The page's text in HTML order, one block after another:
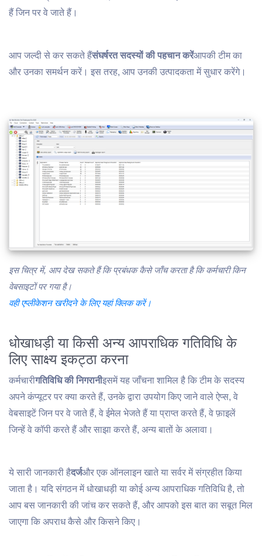
हैं जिन पर वे जाते हैं।
आप जल्दी से कर सकते हैंसंघर्षरत सदस्यों की पहचान करेंआपकी टीम का
और उनका समर्थन करें। इस तरह, आप उनकी उत्पादकता में सुधार करेंगे।
इस चित्र में, आप देख सकते हैं कि प्रबंधक कैसे जाँच करता है कि कर्मचारी किन
वेबसाइटों पर गया है।
वही एप्लीकेशन खरीदने के लिए यहां क्लिक करें।
धोखाधड़ी या किसी अन्य आपराधिक गतिविधि के
लिए साक्ष्य इकट्ठा करना
कर्मचारीगतिविधि की निगरानीइसमें यह जाँचना शामिल है कि टीम के सदस्य
अपने कंप्यूटर पर क्या करते हैं, उनके द्वारा उपयोग किए जाने वाले ऐप्स, वे
वेबसाइटें जिन पर वे जाते हैं, वे ईमेल भेजते हैं या प्राप्त करते हैं, वे फ़ाइलें
जिन्हें वे कॉपी करते हैं और साझा करते हैं, अन्य बातों के अलावा।
ये सारी जानकारी हैदर्जऔर एक ऑनलाइन खाते या सर्वर में संग्रहीत किया
जाता है। यदि संगठन में धोखाधड़ी या कोई अन्य आपराधिक गतिविधि है, तो
आप बस जानकारी की जांच कर सकते हैं, और आपको इस बात का सबूत मिल
जाएगा कि अपराध कैसे और किसने किए।